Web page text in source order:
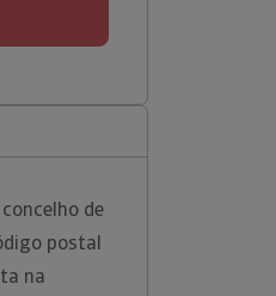
de
postal
na